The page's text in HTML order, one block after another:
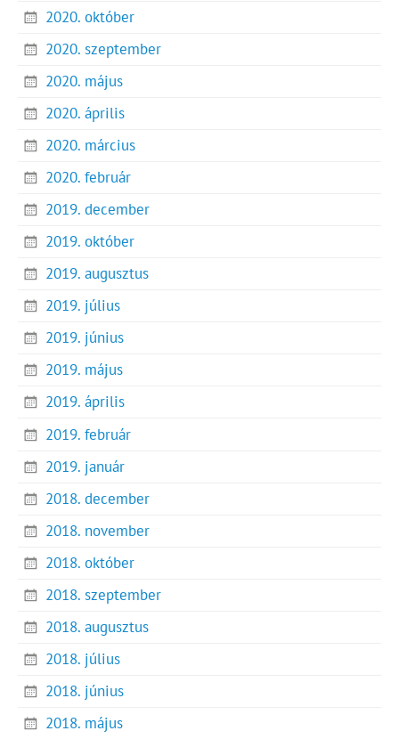
2020. október
2020. szeptember
2020. május
2020. április
2020. március
2020. február
2019. december
2019. október
2019. augusztus
2019. július
2019. június
2019. május
2019. április
2019. február
2019. január
2018. december
2018. november
2018. október
2018. szeptember
2018. augusztus
2018. július
2018. június
2018. május